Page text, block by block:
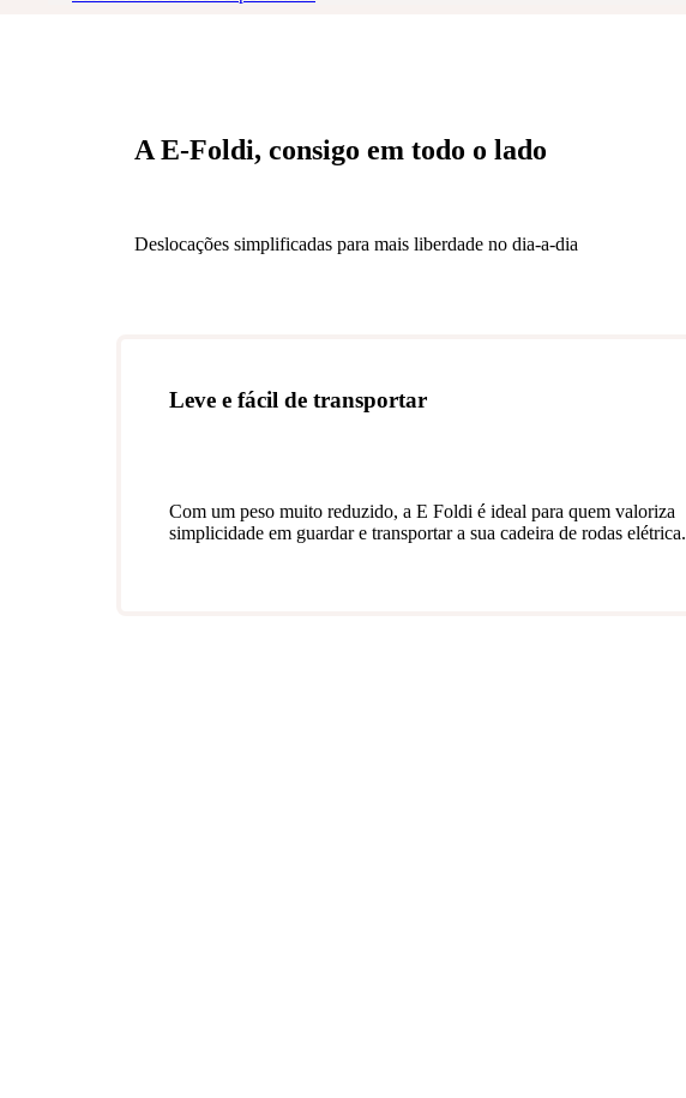
A E-Foldi, consigo em todo o lado
Deslocações simplificadas para mais liberdade no dia-a-dia
Leve e fácil de transportar
Com um peso muito reduzido, a E Foldi é ideal para quem valoriza
simplicidade em guardar e transportar a sua cadeira de rodas elétrica.